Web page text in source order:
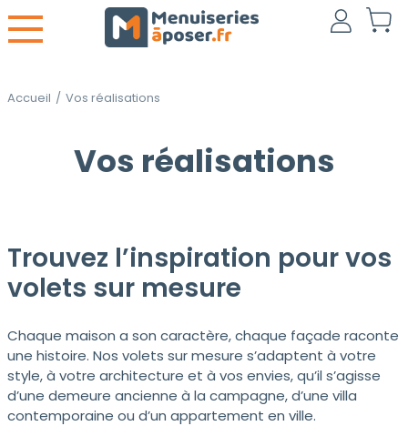
Accueil / Vos réalisations
Vos réalisations
Trouvez l’inspiration pour vos
volets sur mesure
Chaque maison a son caractère, chaque façade raconte
une histoire. Nos volets sur mesure s’adaptent à votre
style, à votre architecture et à vos envies, qu’il s’agisse
d’une demeure ancienne à la campagne, d’une villa
contemporaine ou d’un appartement en ville.